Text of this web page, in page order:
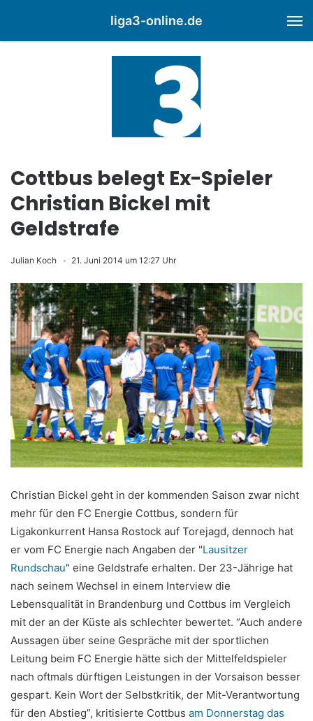
liga3-online.de
Cottbus belegt Ex-Spieler
Christian Bickel mit
Geldstrafe
Julian Koch 21. Juni 2014 um 12:27 Uhr
Christian Bickel geht in der kommenden Saison zwar nicht
mehr für den FC Energie Cottbus, sondern für
Ligakonkurrent Hansa Rostock auf Torejagd, dennoch hat
er vom FC Energie nach Angaben der "Lausitzer
Rundschau" eine Geldstrafe erhalten. Der 23-Jährige hat
nach seinem Wechsel in einem Interview die
Lebensqualität in Brandenburg und Cottbus im Vergleich
mit der an der Küste als schlechter bewertet. “Auch andere
Aussagen über seine Gespräche mit der sportlichen
Leitung beim FC Energie hätte sich der Mittelfeldspieler
nach oftmals dürftigen Leistungen in der Vorsaison besser
gespart. Kein Wort der Selbstkritik, der Mit-Verantwortung
für den Abstieg”, kritisierte Cottbus am Donnerstag das